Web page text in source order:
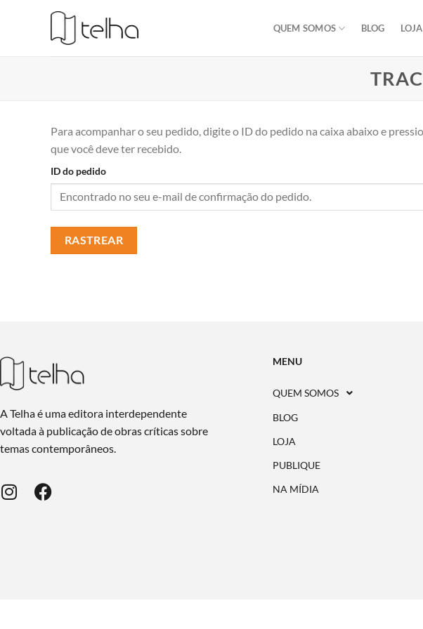
QUEM SOMOS BLOG LOJA
Para acompanhar o seu pedido, digite o ID do pedido na caixa abaixo e
que você deve ter recebido.
ID do pedido
RASTREAR
A Telha é uma editora interdependente
voltada à publicação de obras críticas sobre
temas contemporâneos.
MENU
QUEM SOMOS
BLOG
LOJA
PUBLIQUE
NA MÍDIA